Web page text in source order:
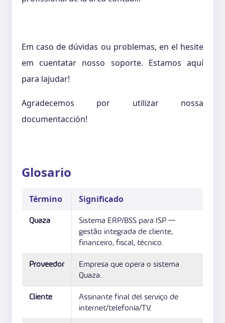
Em caso de dúvidas ou problemas, en el hesite
em cuentatar nosso soporte. Estamos aquí
para lajudar!
Agradecemos por utilizar nossa
documentacción!
Glosario
Término Significado
Quaza
Sistema ERP/BSS para ISP —
gestão integrada de cliente,
financeiro, fiscal, técnico.
Proveedor
Empresa que opera o sistema
Quaza.
Cliente
Assinante final del serviço de
internet/telefonía/TV.